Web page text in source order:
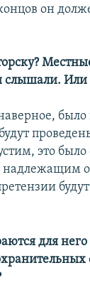
он
Или
было
это было
для него